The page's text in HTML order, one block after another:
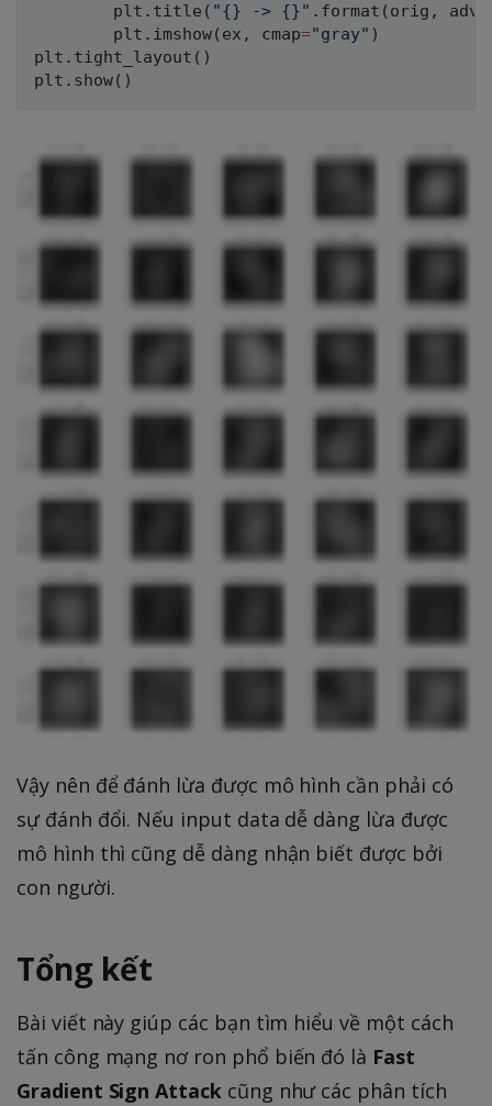
        plt
. title ( "{} -> {}" . format ( orig , adv
        plt
. imshow( ex , cmap="gray" )
plt . tight_layout ( )
plt . show( )
Vậy nên để đánh lừa được mô hình cần phải có
sự đánh đổi. Nếu input data dễ dàng lừa được
mô hình thì cũng dễ dàng nhận biết được bởi
con người.
Tổng kết
Bài viết này giúp các bạn tìm hiểu về một cách
tấn công mạng nơ ron phổ biến đó là Fast
Gradient Sign Attackcũng như các phân tích